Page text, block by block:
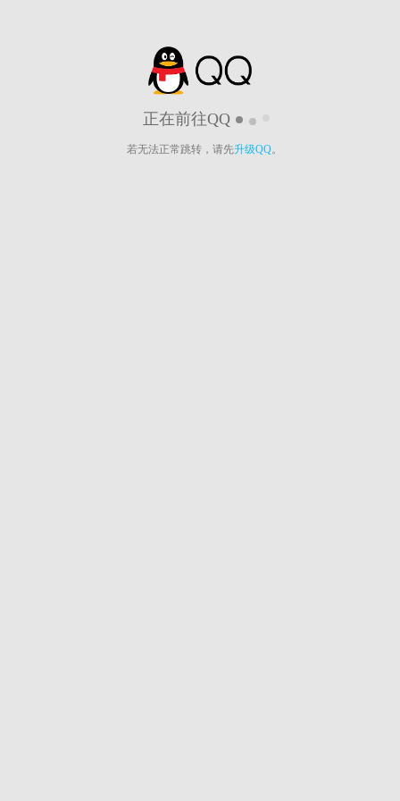
正在前往QQ
若无法正常跳转，请先升级QQ。